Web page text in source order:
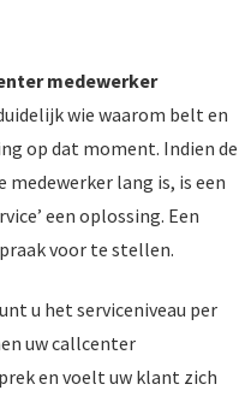
medewerker
wie waarom belt en
op dat moment. Indien de
lang is, is een
een oplossing. Een
voor te stellen.
u het serviceniveau per
uw callcenter
en voelt uw klant zich